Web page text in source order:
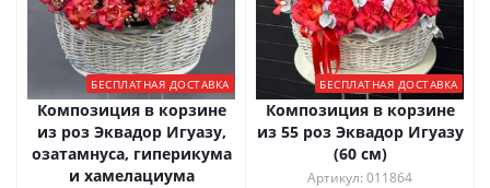
БЕСПЛАТНАЯ ДОСТАВКА
Композиция в корзине
из роз Эквадор Игуазу,
озатамнуса, гиперикума
и хамелациума
БЕСПЛАТНАЯ ДОСТАВКА
Композиция в корзине
из 55 роз Эквадор Игуазу
(60 см)
Артикул: 011864